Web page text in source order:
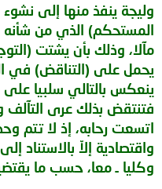
وليجة ينفذ منها إلى
المستحكم) الذي من شأنه
مآلا، وذلك بأن يشتت
يحمل على (التناقض) في
ينعكس بالتالي سلبيا
فتنتقض بذلك عرى التآلف
اتسعت رحابه، إذ لا تتم
واقتصادية إلاّ بالاستناد
وكليا ـ معا، حسب ما